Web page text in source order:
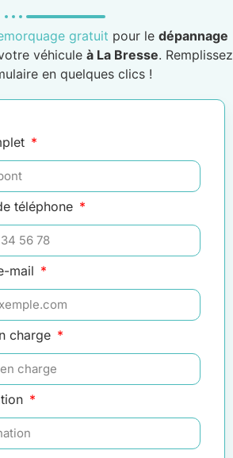
gratuit pour le dépannage
véhicule à La Bresse. Remplissez
en quelques clics !
téléphone
mail
charge